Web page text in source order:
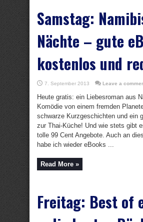
Samstag:
Nächte – gute
kostenlos und
7. September 2013 Leave a
Heute gratis: ein Liebesroman aus
Komödie von einem fremden
schwarze Kurzgeschichten und ein
zur Thai-Küche! Und wie stets gibt
tolle 99 Cent Angebote. Auch an
habe ich wieder eBooks ...
Read More »
Freitag: Best of